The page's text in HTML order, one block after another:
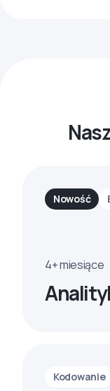
Nowość
4+ miesiące
Kodowanie